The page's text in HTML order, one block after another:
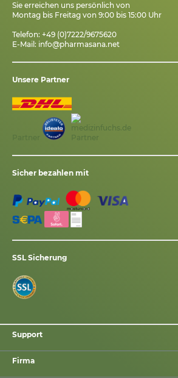
Sie erreichen uns persönlich von
Montag bis Freitag von 9:00 bis 15:00 Uhr
Telefon: +49 (0)7222/9675620
E-Mail: info@pharmasana.net
Unsere Partner
Sicher bezahlen mit
SSL Sicherung
Support
Firma